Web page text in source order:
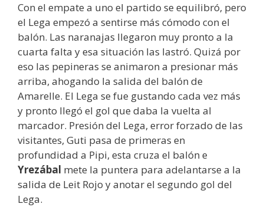
Con el empate a uno el partido se equilibró, pero
el Lega empezó a sentirse más cómodo con el
balón. Las naranajas llegaron muy pronto a la
cuarta falta y esa situación las lastró. Quizá por
eso las pepineras se animaron a presionar más
arriba, ahogando la salida del balón de
Amarelle. El Lega se fue gustando cada vez más
y pronto llegó el gol que daba la vuelta al
marcador. Presión del Lega, error forzado de las
visitantes, Guti pasa de primeras en
profundidad a Pipi, esta cruza el balón e
Yrezábal mete la puntera para adelantarse a la
salida de Leit Rojo y anotar el segundo gol del
Lega.